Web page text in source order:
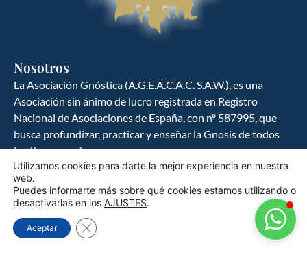
Nosotros
La Asociación Gnóstica (A.G.E.A.C.A.C. S.A.W.), es una
Asociación sin ánimo de lucro registrada en Registro
Nacional de Asociaciones de España, con nº 587995, que
busca profundizar, practicar y enseñar la Gnosis de todos
los tiempos y épocas.
Política de Privacidad
GNOSIS ESPAÑA
Ciencia y cultura del hombre hacia la
Utilizamos cookies para darte la mejor experiencia en nuestra
web.
Puedes informarte más sobre qué cookies estamos utilizando o
desactivarlas en los AJUSTES.
Aceptar Cerrar el banner de cookies RGPD